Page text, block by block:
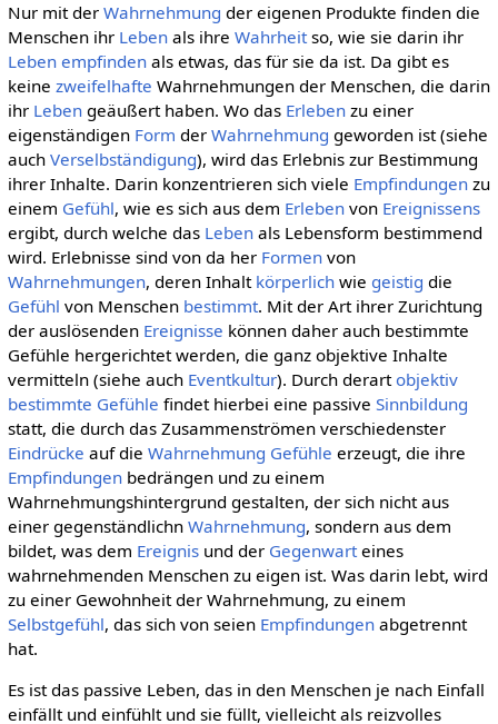
Nur mit der Wahrnehmung der eigenen Produkte finden die
Menschen ihr Lebenals ihre Wahrheitso, wie sie darin ihr
Leben empfindenals etwas, das für sie da ist. Da gibt es
keine zweifelhafte Wahrnehmungen der Menschen, die darin
ihr Lebengeäußert haben. Wo das Erlebenzu einer
eigenständigen Form der Wahrnehmung geworden ist (siehe
auch Verselbständigung), wird das Erlebnis zur Bestimmung
ihrer Inhalte. Darin konzentrieren sich viele Empfindungenzu
einem Gefühl, wie es sich aus dem Erlebenvon Ereignissens
ergibt, durch welche das Lebenals Lebensform bestimmend
wird. Erlebnisse sind von da her Formenvon
Wahrnehmungen, deren Inhalt körperlichwie geistig die
Gefühl von Menschen bestimmt. Mit der Art ihrer Zurichtung
der auslösenden Ereignisse können daher auch bestimmte
Gefühle hergerichtet werden, die ganz objektive Inhalte
vermitteln (siehe auch Eventkultur). Durch derartobjektiv
bestimmte Gefühle findet hierbei eine passive Sinnbildung
statt, die durch das Zusammenströmen verschiedenster
Eindrücke auf die Wahrnehmung Gefühle erzeugt, die ihre
Empfindungenbedrängen und zu einem
Wahrnehmungshintergrund gestalten, der sich nicht aus
einer gegenständlichn Wahrnehmung, sondern aus dem
bildet, was dem Ereignisund der Gegenwarteines
wahrnehmenden Menschen zu eigen ist. Was darin lebt, wird
zu einer Gewohnheit der Wahrnehmung, zu einem
Selbstgefühl, das sich von seien Empfindungenabgetrennt
hat.
Es ist das passive Leben, das in den Menschen je nach Einfall
einfällt und einfühlt und sie füllt, vielleicht als reizvolles